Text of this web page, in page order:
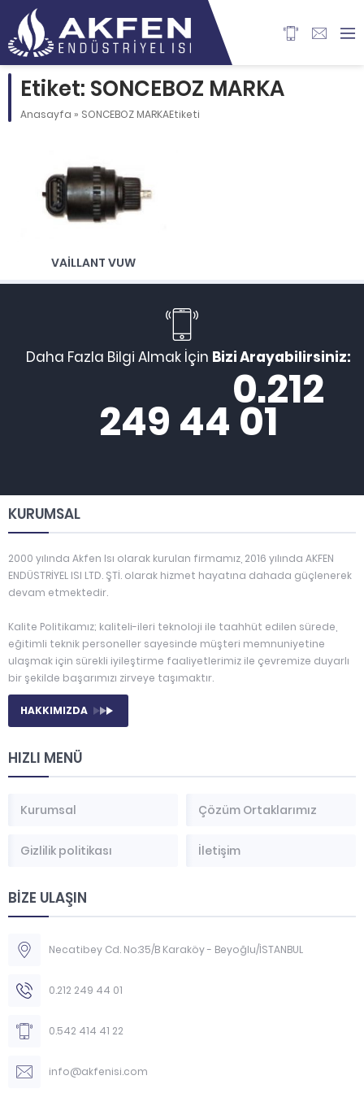
Etiket: SONCEBOZ MARKA
Anasayfa » SONCEBOZ MARKAEtiketi
VAILLANT VUW
Daha Fazla Bilgi Almak İçin Bizi Arayabilirsiniz:
0.212
249 44 01
KURUMSAL
2000 yılında Akfen Isı olarak kurulan firmamız, 2016 yılında AKFEN
ENDÜSTRİYEL ISI LTD. ŞTİ. olarak hizmet hayatına dahada güçlenerek
devam etmektedir.
Kalite Politikamız; kaliteli-ileri teknoloji ile taahhüt edilen sürede,
eğitimli teknik personeller sayesinde müşteri memnuniyetine
ulaşmak için sürekli iyileştirme faaliyetlerimiz ile çevremize duyarlı
bir şekilde başarımızı zirveye taşımaktır.
HAKKIMIZDA
HIZLI MENÜ
Kurumsal Çözüm Ortaklarımız
Gizlilik politikası İletişim
BİZE ULAŞIN
Necatibey Cd. No:35/B Karaköy - Beyoğlu/İSTANBUL
0.212 249 44 01
0.542 414 41 22
info@akfenisi.com